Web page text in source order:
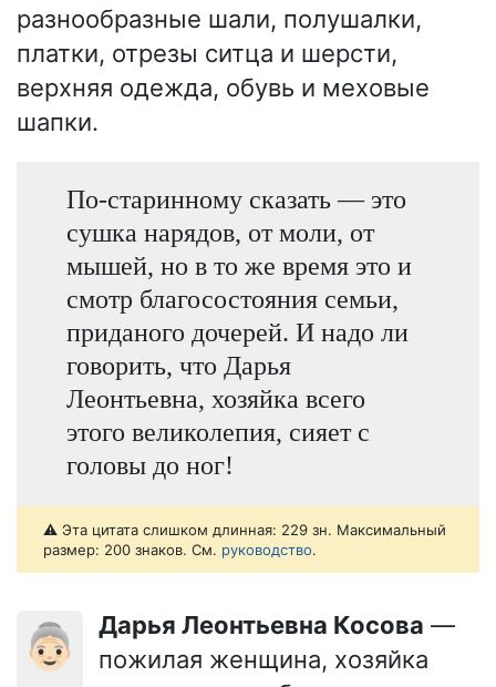
разнообразные шали, полушалки,
платки, отрезы ситца и шерсти,
верхняя одежда, обувь и меховые
шапки.
По-старинному сказать — это
сушка нарядов, от моли, от
мышей, но в то же время это и
смотр благосостояния семьи,
приданого дочерей. И надо ли
говорить, что Дарья
Леонтьевна, хозяйка всего
этого великолепия, сияет с
головы до ног!
⚠️ Эта цитата слишком длинная: 229 зн. Максимальный
размер: 200 знаков. См. руководство.
👵🏻 Дарья Леонтьевна Косова —
пожилая женщина, хозяйка